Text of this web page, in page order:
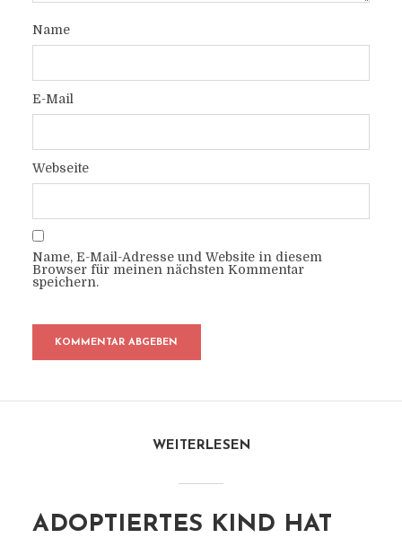
Name
E-Mail
Webseite
Name, E-Mail-Adresse und Website in diesem
Browser für meinen nächsten Kommentar
speichern.
WEITERLESEN
ADOPTIERTES KIND HAT